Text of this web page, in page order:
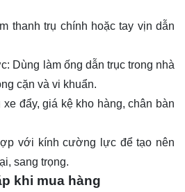
thanh trụ chính hoặc tay vịn dẫn
Dùng làm ống dẫn trục trong nhà
cặn và vi khuẩn.
đẩy, giá kệ kho hàng, chân bàn
với kính cường lực để tạo nên
sang trọng.
khi mua hàng